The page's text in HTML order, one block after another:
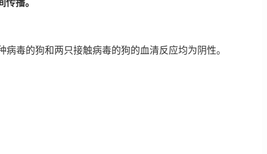
播。
毒的狗和两只接触病毒的狗的血清反应均为阴性。